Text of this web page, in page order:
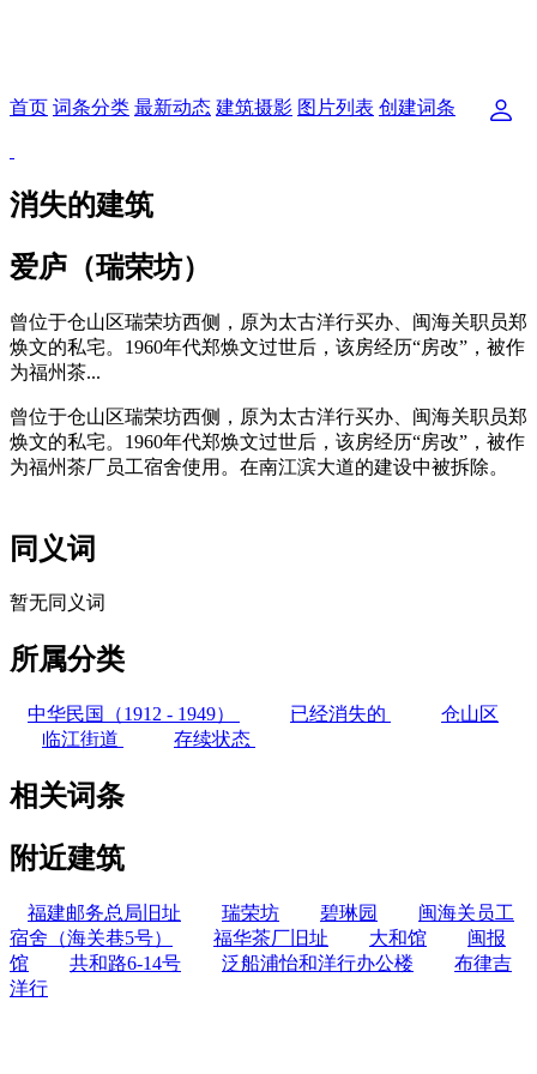
首页 词条分类 最新动态 建筑摄影 图片列表 创建词条
消失的建筑
爱庐（瑞荣坊）
曾位于仓山区瑞荣坊西侧，原为太古洋行买办、闽海关职员郑
焕文的私宅。1960年代郑焕文过世后，该房经历“房改”，被作
为福州茶...
曾位于仓山区瑞荣坊西侧，原为太古洋行买办、闽海关职员郑
焕文的私宅。1960年代郑焕文过世后，该房经历“房改”，被作
为福州茶厂员工宿舍使用。在南江滨大道的建设中被拆除。
同义词
暂无同义词
所属分类
中华民国（1912 - 1949） 已经消失的
仓山区
临江街道
存续状态
相关词条
附近建筑
福建邮务总局旧址 瑞荣坊 碧琳园
闽海关员工
宿舍（海关巷5号）
福华茶厂旧址 大和馆
闽报
馆
共和路6-14号 泛船浦怡和洋行办公楼
布律吉
洋行